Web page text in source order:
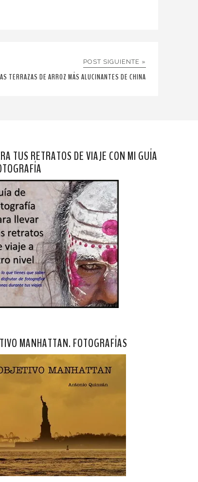
POST SIGUIENTE »
TERRAZAS DE ARROZ MÁS ALUCINANTES DE CHINA
TUS RETRATOS DE VIAJE CON MI GUÍA
MANHATTAN. FOTOGRAFÍAS